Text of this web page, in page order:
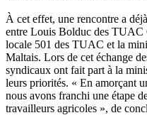
À cet effet, une rencontre a déjà
entre Louis Bolduc des TUAC
locale 501 des TUAC et la
Maltais. Lors de cet échange
syndicaux ont fait part à la
leurs priorités. « En amorçant
nous avons franchi une étape
travailleurs agricoles », de